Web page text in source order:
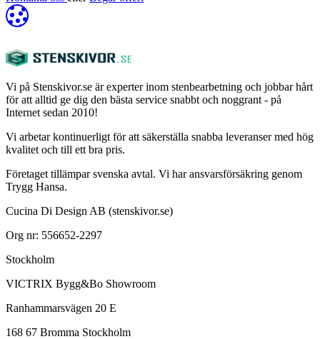
Vi på Stenskivor.se är experter inom stenbearbetning och jobbar hårt
för att alltid ge dig den bästa service snabbt och noggrant - på
Internet sedan 2010!
Vi arbetar kontinuerligt för att säkerställa snabba leveranser med hög
kvalitet och till ett bra pris.
Företaget tillämpar svenska avtal. Vi har ansvarsförsäkring genom
Trygg Hansa.
Cucina Di Design AB (stenskivor.se)
Org nr: 556652-2297
Stockholm
VICTRIX Bygg&Bo Showroom
Ranhammarsvägen 20 E
168 67 Bromma Stockholm